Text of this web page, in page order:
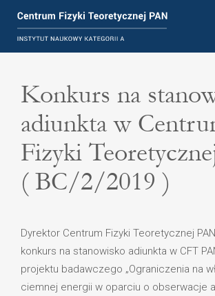
Konkurs na
adiunkta w
Fizyki
( BC/2/2019 )
Dyrektor Centrum Fizyki Teoretycznej
konkurs na stanowisko adiunkta w CFT
projektu badawczego „Ograniczenia na
ciemnej energii w oparciu o obserwacje